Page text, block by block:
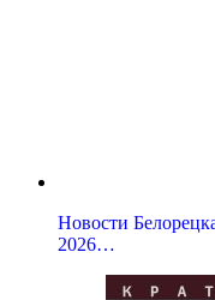
Новости
2026…